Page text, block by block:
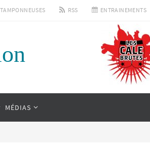
TAMPONNEUSES RSS ENTRAINEMENTS
MÉDIAS